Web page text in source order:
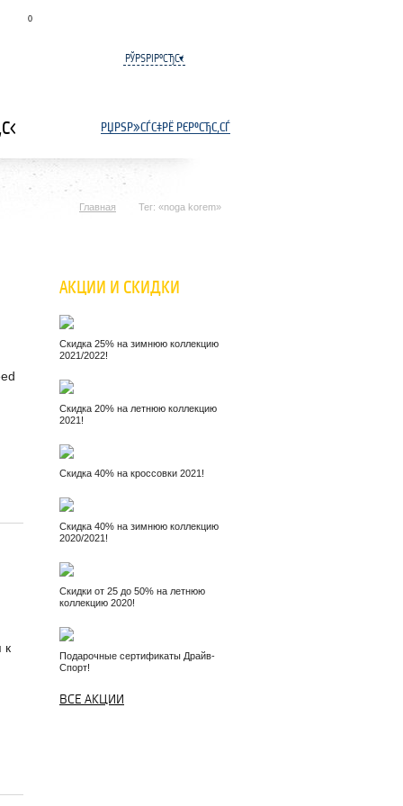
0
РЎРЅРІР°СЂС‹
РЏРЅР»СЃС‡РЁ РЄР°СЂС‚СЃ
Главная Тег: «noga korem»
к
АКЦИИ И СКИДКИ
Скидка 25% на зимнюю коллекцию
2021/2022!
Скидка 20% на летнюю коллекцию
2021!
Скидка 40% на кроссовки 2021!
Скидка 40% на зимнюю коллекцию
2020/2021!
Скидки от 25 до 50% на летнюю
коллекцию 2020!
Подарочные сертификаты Драйв-
Спорт!
ВСЕ АКЦИИ